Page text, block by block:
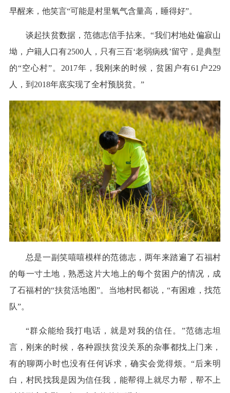
早醒来，他笑言“可能是村里氧气含量高，睡得好”。
谈起扶贫数据，范德志信手拈来。“我们村地处偏寂山
坳，户籍人口有2500人，只有三百‘老弱病残’留守，是典型
的“空心村”。2017年，我刚来的时候，贫困户有61户229
人，到2018年底实现了全村预脱贫。”
总是一副笑嘻嘻模样的范德志，两年来踏遍了石福村
的每一寸土地，熟悉这片大地上的每个贫困户的情况，成
了石福村的“扶贫活地图”。当地村民都说，“有困难，找范
队”。
“群众能给我打电话，就是对我的信任。”范德志坦
言，刚来的时候，各种跟扶贫没关系的杂事都找上门来，
有的聊两小时也没有任何诉求，确实会觉得烦。“后来明
白，村民找我是因为信任我，能帮得上就尽力帮，帮不上